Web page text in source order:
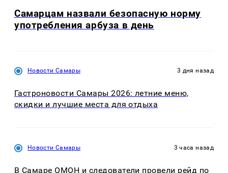
Самарцам назвали безопасную норму
употребления арбуза в день
Новости Самары 3 дня назад
Гастроновости Самары 2026: летние меню,
скидки и лучшие места для отдыха
Новости Самары 3 часа назад
В Самаре ОМОН и следователи провели рейд по